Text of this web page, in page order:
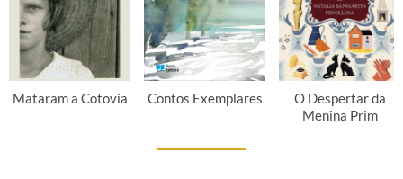
Mataram a Cotovia Contos Exemplares
O Despertar da
Menina Prim